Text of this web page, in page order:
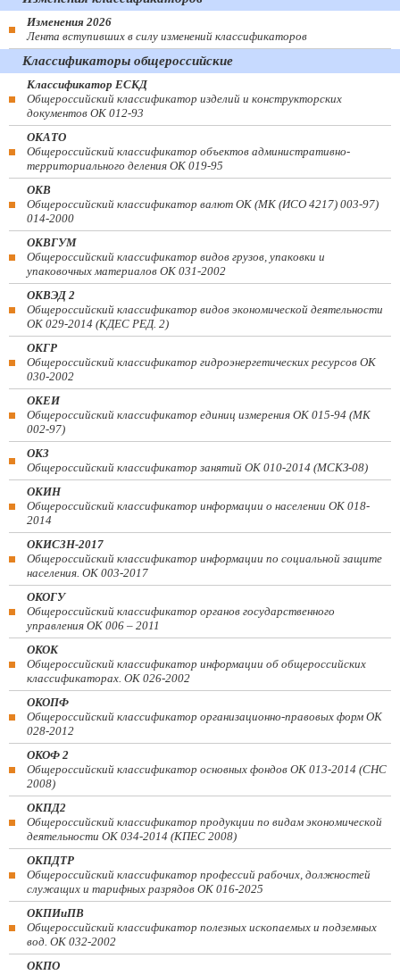
Изменения 2026
Лента вступивших в силу изменений классификаторов
Классификаторы общероссийские
Классификатор ЕСКД
Общероссийский классификатор изделий и конструкторских
документов ОК 012-93
ОКАТО
Общероссийский классификатор объектов административно-
территориального деления ОК 019-95
ОКВ
Общероссийский классификатор валют ОК (МК (ИСО 4217) 003-97)
014-2000
ОКВГУМ
Общероссийский классификатор видов грузов, упаковки и
упаковочных материалов ОК 031-2002
ОКВЭД 2
Общероссийский классификатор видов экономической деятельности
ОК 029-2014 (КДЕС РЕД. 2)
ОКГР
Общероссийский классификатор гидроэнергетических ресурсов ОК
030-2002
ОКЕИ
Общероссийский классификатор единиц измерения ОК 015-94 (МК
002-97)
ОКЗ
Общероссийский классификатор занятий ОК 010-2014 (МСКЗ-08)
ОКИН
Общероссийский классификатор информации о населении ОК 018-
2014
ОКИСЗН-2017
Общероссийский классификатор информации по социальной защите
населения. ОК 003-2017
ОКОГУ
Общероссийский классификатор органов государственного
управления ОК 006 – 2011
ОКОК
Общероссийский классификатор информации об общероссийских
классификаторах. ОК 026-2002
ОКОПФ
Общероссийский классификатор организационно-правовых форм ОК
028-2012
ОКОФ 2
Общероссийский классификатор основных фондов ОК 013-2014 (СНС
2008)
ОКПД2
Общероссийский классификатор продукции по видам экономической
деятельности ОК 034-2014 (КПЕС 2008)
ОКПДТР
Общероссийский классификатор профессий рабочих, должностей
служащих и тарифных разрядов ОК 016-2025
ОКПИиПВ
Общероссийский классификатор полезных ископаемых и подземных
вод. ОК 032-2002
ОКПО